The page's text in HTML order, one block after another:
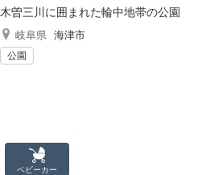
木曽三川に囲まれた輪中地帯の公園
岐阜県 海津市
公園
ベビーカー